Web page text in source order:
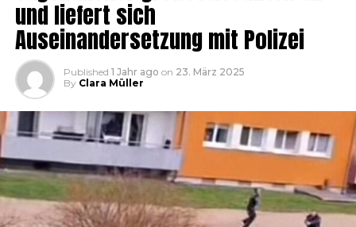
und liefert sich
Auseinandersetzung mit Polizei
Published 1 Jahr ago on 23. März 2025
By Clara Müller